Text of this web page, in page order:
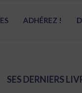
ADHÉREZ !
SES DERNIERS